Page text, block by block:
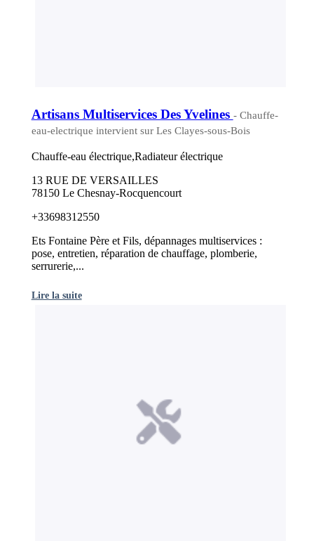
Artisans Multiservices Des Yvelines - Chauffe-
eau-electrique intervient sur Les Clayes-sous-Bois
Chauffe-eau électrique,Radiateur électrique
13 RUE DE VERSAILLES
78150 Le Chesnay-Rocquencourt
+33698312550
Ets Fontaine Père et Fils, dépannages multiservices :
pose, entretien, réparation de chauffage, plomberie,
serrurerie,...
Lire la suite